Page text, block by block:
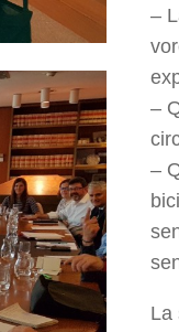
–
–
–
La